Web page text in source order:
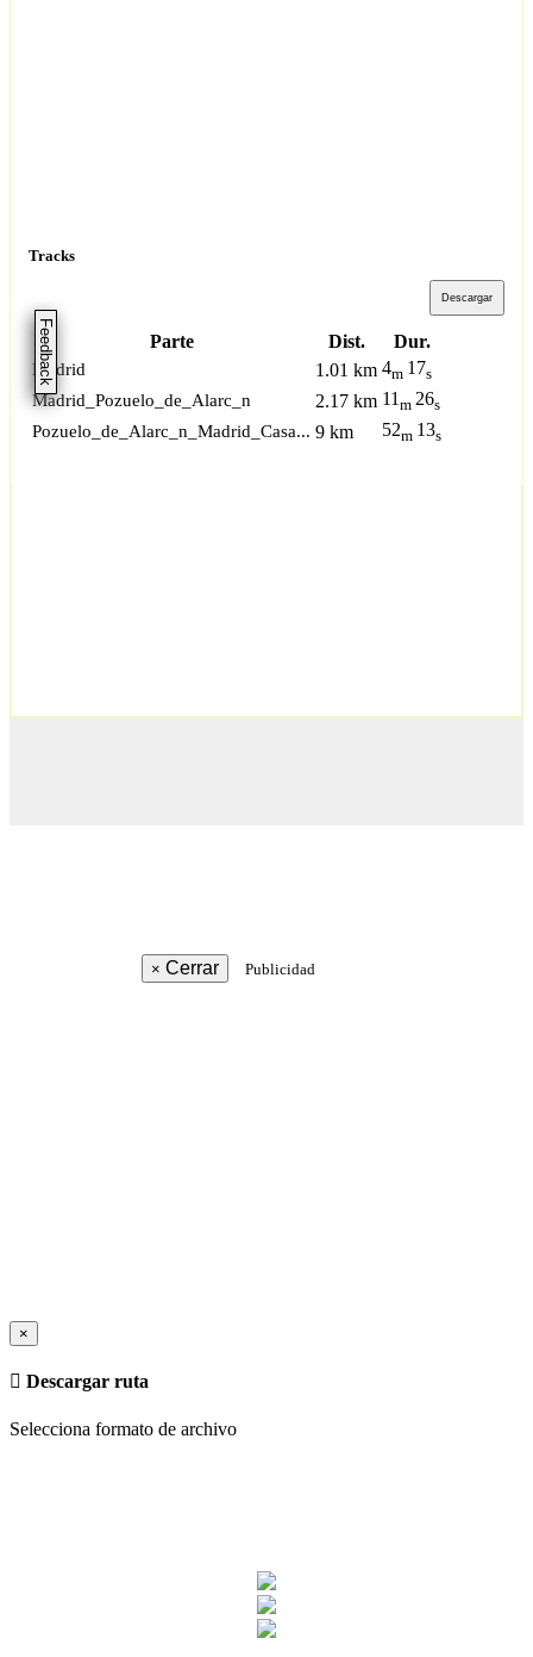
Feedback
Tracks
Descargar
Parte Dist. Dur.
Madrid 1.01 km 4m 17s
Madrid_Pozuelo_de_Alarc_n 2.17 km 11 m 26s
Pozuelo_de_Alarc_n_Madrid_Casa... 9 km 52m 13s
× Cerrar Publicidad
×
Descargar ruta
Selecciona formato de archivo